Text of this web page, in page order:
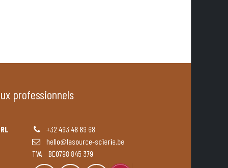
professionnels
+32 493 48 89 68
hello@lasource-scierie.be
TVA BE0798 845 379